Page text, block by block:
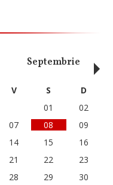
Septembrie
V S
D
01
02
07 08
09
14 15
16
21 22
23
28 29
30